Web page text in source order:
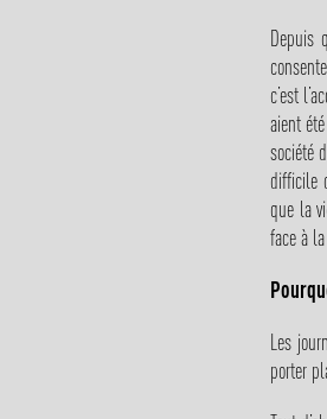
Depuis
c’est
aient
société
difficile
que la
face à
Les
porter